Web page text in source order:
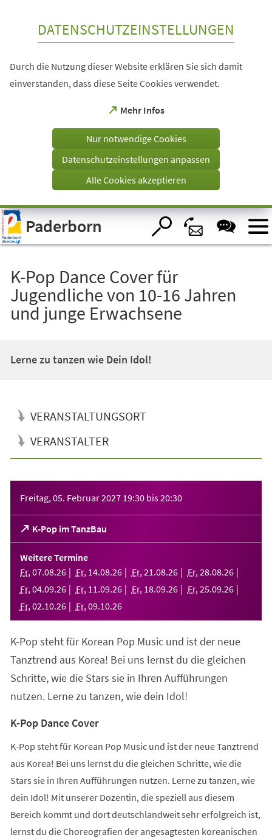
Visuelle
Assistenzsoftware
öffnen.
DATENSCHUTZEINSTELLUNGEN
Durch die Nutzung dieser Website erklären Sie sich damit
einverstanden, dass diese Seite Cookies verwendet.
Mehr Infos
(Öffnet
einem
Tab)
Nur notwendige Cookies
Datenschutzeinstellungen anpassen
Alle Cookies akzeptieren
Paderborn
K-Pop Dance Cover für
Jugendliche von 10-16 Jahren
und junge Erwachsene
Lerne zu tanzen wie Dein Idol!
VERANSTALTUNGSORT
VERANSTALTER
Freitag, 05. Februar 2027 19:30 bis20:30
K-Pop im TanzBau
(Öffnet
in
einem
neuen
Tab)
Weitere Termine
Fr, 07.08.26 Fr, 14.08.26 Fr, 21 .08.26 Fr, 28.08.26
Fr, 04.09.26 Fr, 11 .09.26 Fr, 18.09.26 Fr, 25.09.26
Fr, 02.10.26 Fr, 09.10.26
K-Pop steht für Korean Pop Music und ist der neue
Tanztrend aus Korea! Bei uns lernst du die gleichen
Schritte, wie die Stars sie in Ihren Aufführungen
nutzen. Lerne zu tanzen, wie dein Idol!
K-Pop Dance Cover
K-Pop steht für Korean Pop Music und ist der neue Tanztrend
aus Korea! Bei uns lernst du die gleichen Schritte, wie die
Stars sie in Ihren Aufführungen nutzen. Lerne zu tanzen, wie
dein Idol! Mit unserer Dozentin, die speziell aus diesem
Bereich kommt und dort deutschlandweit sehr erfolgreich ist,
lernst du die Choreografien der angesagtesten koreanischen